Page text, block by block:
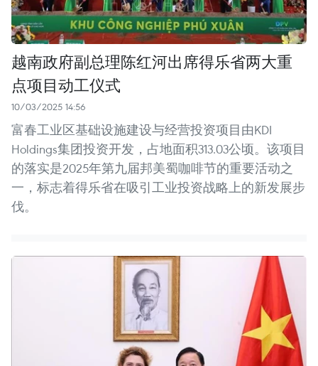
越南政府副总理陈红河出席得乐省两大重
点项目动工仪式
10/03/2025 14:56
富春工业区基础设施建设与经营投资项目由KDI
Holdings集团投资开发，占地面积313.03公顷。该项目
的落实是2025年第九届邦美蜀咖啡节的重要活动之
一，标志着得乐省在吸引工业投资战略上的新发展步
伐。